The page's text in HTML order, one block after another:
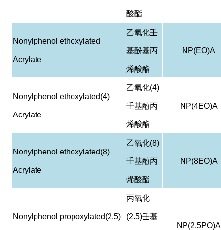
酸酯
Nonylphenol ethoxylated
Acrylate
乙氧化壬
基酚基丙
烯酸酯
NP(EO)A
Nonylphenol ethoxylated(4)
Acrylate
乙氧化(4)
壬基酚丙
烯酸酯
NP(4EO)A
Nonylphenol ethoxylated(8)
Acrylate
乙氧化(8)
壬基酚丙
烯酸酯
NP(8EO)A
Nonylphenol propoxylated(2.5)
丙氧化
(2.5)壬基
NP(2.5PO)A